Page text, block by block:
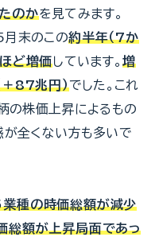
のかを見てみます。
末のこの約半年（7か
ど増価しています。増
87兆円）でした。これ
の株価上昇によるもの
が全くない方も多いで
種の時価総額が減少
総額が上昇局面であっ